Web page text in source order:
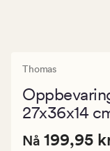
Thomas
27x36x14
Nåværende
Nåværende
Nå 199,95